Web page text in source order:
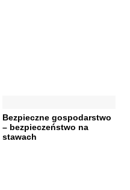
Bezpieczne gospodarstwo
– bezpieczeństwo na
stawach